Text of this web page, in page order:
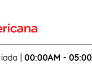
|00:00AM - 05:00AM